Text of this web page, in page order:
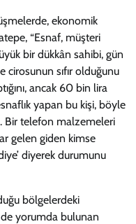
ekonomik
“Esnaf, müşteri
bir dükkân sahibi, gün
cirosunun sıfır olduğunu
ancak 60 bin lira
yapan bu kişi, böyle
Bir telefon malzemeleri
gelen giden kimse
diyerek durumunu
bölgelerdeki
yorumda bulunan